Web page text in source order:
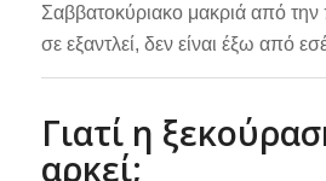
Σαββατοκύριακο μακριά από την
σε εξαντλεί, δεν είναι έξω από
Γιατί η
αρκεί;